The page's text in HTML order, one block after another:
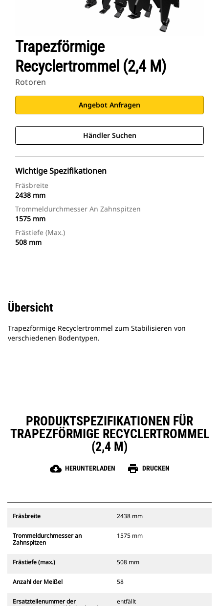
Trapezförmige
Recyclertrommel (2,4 M)
Rotoren
Angebot Anfragen
Händler Suchen
Wichtige Spezifikationen
Fräsbreite
2438 mm
Trommeldurchmesser An Zahnspitzen
1575 mm
Frästiefe (max.)
508 mm
Übersicht
Trapezförmige Recyclertrommel zum Stabilisieren von
verschiedenen Bodentypen.
PRODUKTSPEZIFIKATIONEN FÜR
TRAPEZFÖRMIGE RECYCLERTROMMEL
(2,4 M)
cloud_download HERUNTERLADEN print DRUCKEN
Fräsbreite 2438 mm
Trommeldurchmesser an
Zahnspitzen
1575 mm
Frästiefe (max.) 508 mm
Anzahl der Meißel 58
Ersatzteilenummer der
entfällt